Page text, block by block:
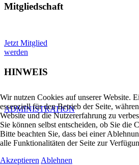
Mitgliedschaft
Jetzt Mitglied
werden
HINWEIS
ADMINISTRATION
Wir nutzen Cookies auf unserer Website.
essenziell für den Betrieb der Seite,
Website und die Nutzererfahrung zu
Sie können selbst entscheiden, ob Sie die
Bitte beachten Sie, dass bei einer
alle Funktionalitäten der Seite zur
Akzeptieren Ablehnen